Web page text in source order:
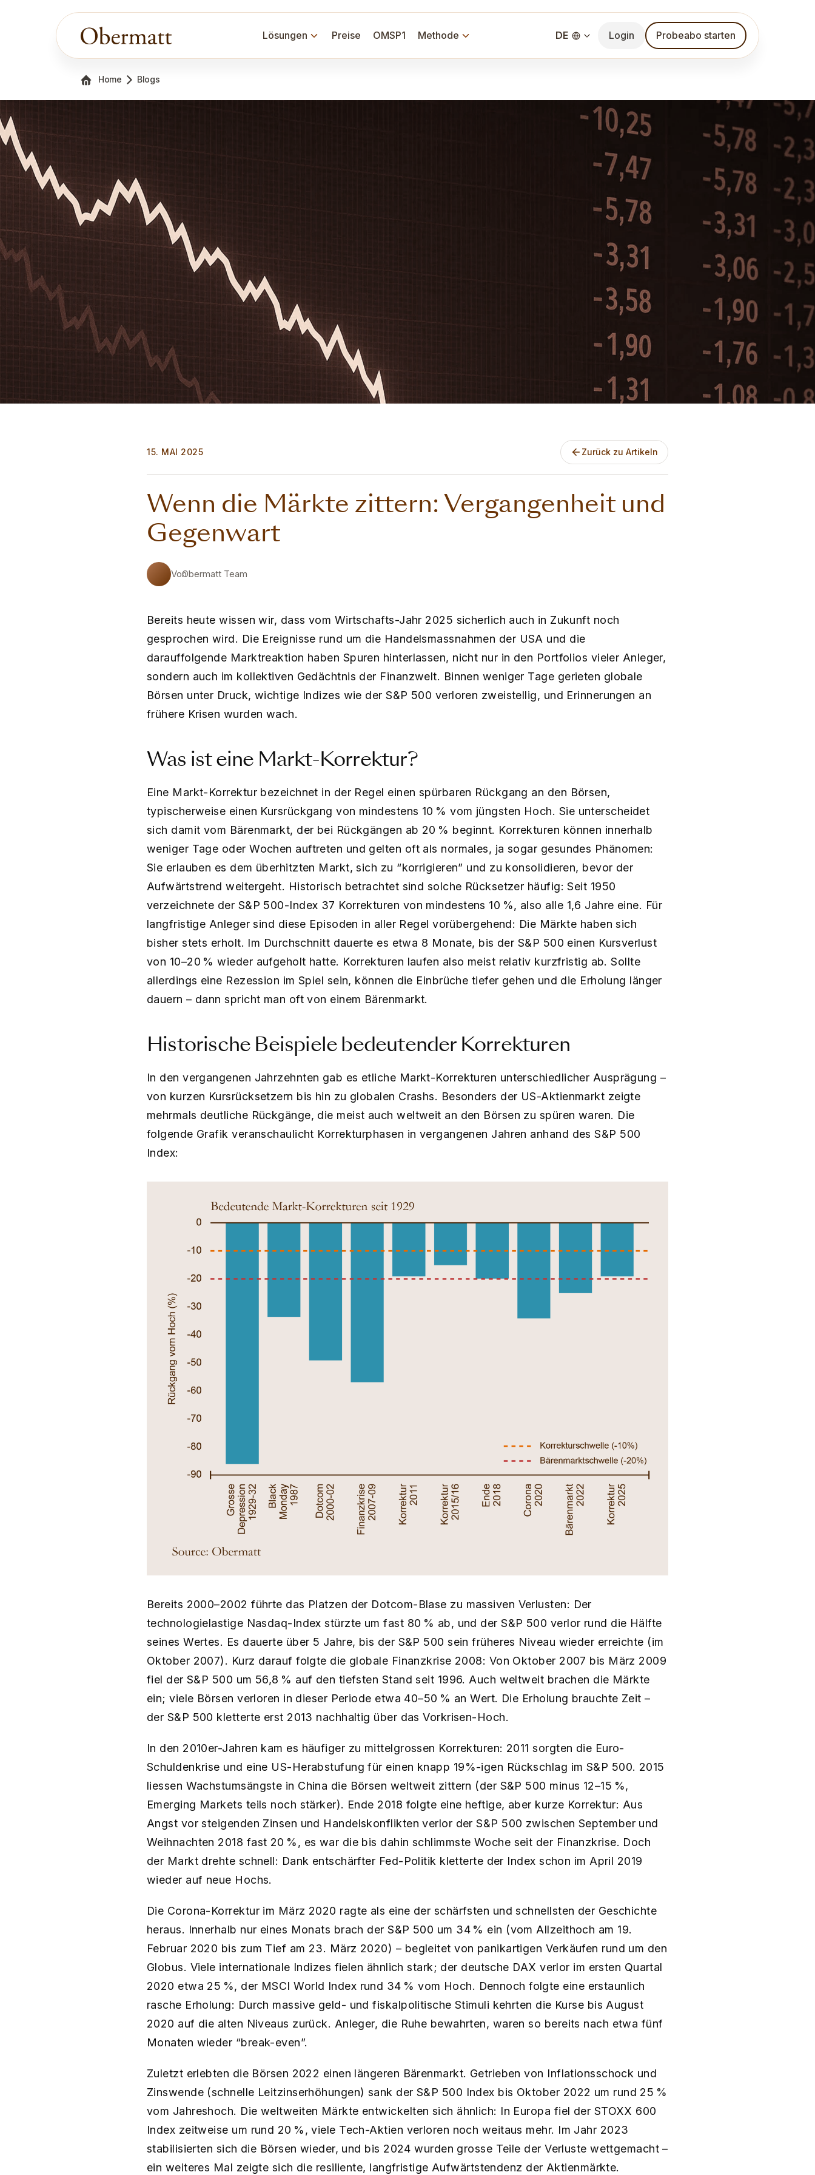
Lösungen Preise OMSP1 Methode DE Login Probeabo starten
Home Blogs
15. MAI 2025 Zurück zu Artikeln
Wenn die Märkte zittern: Vergangenheit und
Gegenwart
VonObermatt Team
Bereits heute wissen wir, dass vom Wirtschafts-Jahr 2025 sicherlich auch in Zukunft noch
gesprochen wird. Die Ereignisse rund um die Handelsmassnahmen der USA und die
darauffolgende Marktreaktion haben Spuren hinterlassen, nicht nur in den Portfolios vieler Anleger,
sondern auch im kollektiven Gedächtnis der Finanzwelt. Binnen weniger Tage gerieten globale
Börsen unter Druck, wichtige Indizes wie der S&P 500 verloren zweistellig, und Erinnerungen an
frühere Krisen wurden wach.
Was ist eine Markt-Korrektur?
Eine Markt-Korrektur bezeichnet in der Regel einen spürbaren Rückgang an den Börsen,
typischerweise einen Kursrückgang von mindestens 10 % vom jüngsten Hoch​. Sie unterscheidet
sich damit vom Bärenmarkt, der bei Rückgängen ab 20 % beginnt. Korrekturen können innerhalb
weniger Tage oder Wochen auftreten und gelten oft als normales, ja sogar gesundes Phänomen:
Sie erlauben es dem überhitzten Markt, sich zu “korrigieren” und zu konsolidieren, bevor der
Aufwärtstrend weitergeht. Historisch betrachtet sind solche Rücksetzer häufig: Seit 1950
verzeichnete der S&P 500-Index 37 Korrekturen von mindestens 10 %, also alle 1,6 Jahre eine. Für
langfristige Anleger sind diese Episoden in aller Regel vorübergehend: Die Märkte haben sich
bisher stets erholt. Im Durchschnitt dauerte es etwa 8 Monate, bis der S&P 500 einen Kursverlust
von 10–20 % wieder aufgeholt hatte. Korrekturen laufen also meist relativ kurzfristig ab. Sollte
allerdings eine Rezession im Spiel sein, können die Einbrüche tiefer gehen und die Erholung länger
dauern – dann spricht man oft von einem Bärenmarkt.
Historische Beispiele bedeutender Korrekturen
In den vergangenen Jahrzehnten gab es etliche Markt-Korrekturen unterschiedlicher Ausprägung –
von kurzen Kursrücksetzern bis hin zu globalen Crashs. Besonders der US-Aktienmarkt zeigte
mehrmals deutliche Rückgänge, die meist auch weltweit an den Börsen zu spüren waren. Die
folgende Grafik veranschaulicht Korrekturphasen in vergangenen Jahren anhand des S&P 500
Index:
Bereits 2000–2002 führte das Platzen der Dotcom-Blase zu massiven Verlusten: Der
technologielastige Nasdaq-Index stürzte um fast 80 % ab, und der S&P 500 verlor rund die Hälfte
seines Wertes. Es dauerte über 5 Jahre, bis der S&P 500 sein früheres Niveau wieder erreichte (im
Oktober 2007)​. Kurz darauf folgte die globale Finanzkrise 2008: Von Oktober 2007 bis März 2009
fiel der S&P 500 um 56,8 % auf den tiefsten Stand seit 1996​. Auch weltweit brachen die Märkte
ein; viele Börsen verloren in dieser Periode etwa 40–50 % an Wert. Die Erholung brauchte Zeit –
der S&P 500 kletterte erst 2013 nachhaltig über das Vorkrisen-Hoch.
In den 2010er-Jahren kam es häufiger zu mittelgrossen Korrekturen: 2011 sorgten die Euro-
Schuldenkrise und eine US-Herabstufung für einen knapp 19%-igen Rückschlag im S&P 500. 2015
liessen Wachstumsängste in China die Börsen weltweit zittern (der S&P 500 minus 12–15 %,
Emerging Markets teils noch stärker). Ende 2018 folgte eine heftige, aber kurze Korrektur: Aus
Angst vor steigenden Zinsen und Handelskonflikten verlor der S&P 500 zwischen September und
Weihnachten 2018 fast 20 %​, es war die bis dahin schlimmste Woche seit der Finanzkrise. Doch
der Markt drehte schnell: Dank entschärfter Fed-Politik kletterte der Index schon im April 2019
wieder auf neue Hochs​.
Die Corona-Korrektur im März 2020 ragte als eine der schärfsten und schnellsten der Geschichte
heraus. Innerhalb nur eines Monats brach der S&P 500 um 34 % ein​ (vom Allzeithoch am 19.
Februar 2020 bis zum Tief am 23. März 2020) – begleitet von panikartigen Verkäufen rund um den
Globus. Viele internationale Indizes fielen ähnlich stark; der deutsche DAX verlor im ersten Quartal
2020 etwa 25 %, der MSCI World Index rund 34 % vom Hoch. Dennoch folgte eine erstaunlich
rasche Erholung: Durch massive geld- und fiskalpolitische Stimuli kehrten die Kurse bis August
2020 auf die alten Niveaus zurück​. Anleger, die Ruhe bewahrten, waren so bereits nach etwa fünf
Monaten wieder “break-even”.
Zuletzt erlebten die Börsen 2022 einen längeren Bärenmarkt. Getrieben von Inflationsschock und
Zinswende (schnelle Leitzinserhöhungen) sank der S&P 500 Index bis Oktober 2022 um rund 25 %
vom Jahreshoch​. Die weltweiten Märkte entwickelten sich ähnlich: In Europa fiel der STOXX 600
Index zeitweise um rund 20 %, viele Tech-Aktien verloren noch weitaus mehr. Im Jahr 2023
stabilisierten sich die Börsen wieder, und bis 2024 wurden grosse Teile der Verluste wettgemacht –
ein weiteres Mal zeigte sich die resiliente, langfristige Aufwärtstendenz der Aktienmärkte.